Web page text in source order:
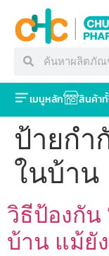
เมนูหลัก สินค้า
ป้ายกำ
ในบ้าน
วิธีป้องกัน
บ้าน แม้ยั